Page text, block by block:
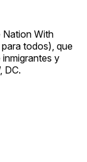
Nation With
todos), que
inmigrantes y
DC.